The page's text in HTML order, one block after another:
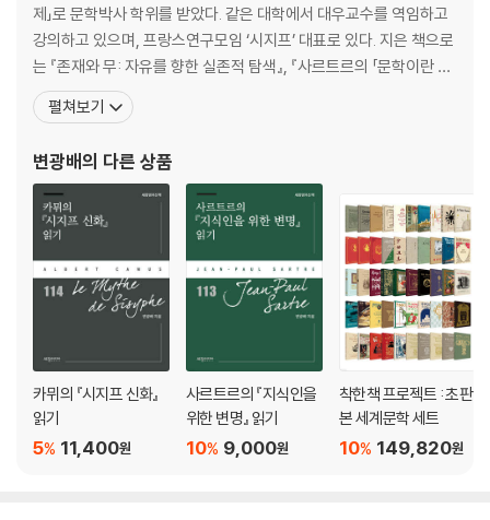
제」로 문학박사 학위를 받았다. 같은 대학에서 대우교수를 역임하고
강의하고 있으며, 프랑스연구모임 ‘시지프’ 대표로 있다. 지은 책으로
는 『존재와 무: 자유를 향한 실존적 탐색』, 『사르트르의 「문학이란 무
엇인가」 읽기』, 『제2의 성: 여성학 백과사전』, 『사르트르의 미학』(공
저), 『카페 사르트르』(공저) 등이 있으며 역서로는 『사르트르 평전』,
류학의 아버지, 마르셀 모스
펼쳐보기
변광배의 다른 상품
카뮈의 『시지프 신화』
읽기
11,400원
5%
사르트르의 『지식인을
위한 변명』 읽기
9,000원
10%
착한책 프로젝트 : 초판
본 세계문학 세트
149,820원
10%